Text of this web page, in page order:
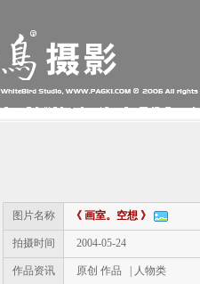
图片名称 《 画室。空想 》
拍摄时间 2004-05-24
作品资讯 原创 作品 | 人物类